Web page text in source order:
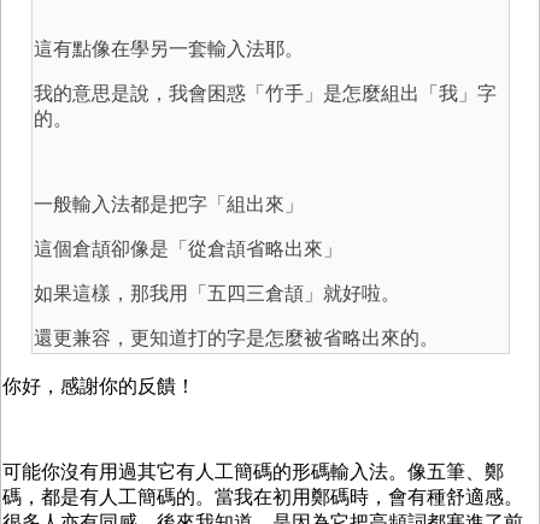
這有點像在學另一套輸入法耶。
我的意思是說，我會困惑「竹手」是怎麼組出「我」字
的。
一般輸入法都是把字「組出來」
這個倉頡卻像是「從倉頡省略出來」
如果這樣，那我用「五四三倉頡」就好啦。
還更兼容，更知道打的字是怎麼被省略出來的。
你好，感謝你的反饋！
可能你沒有用過其它有人工簡碼的形碼輸入法。像五筆、鄭
碼，都是有人工簡碼的。當我在初用鄭碼時，會有種舒適感。